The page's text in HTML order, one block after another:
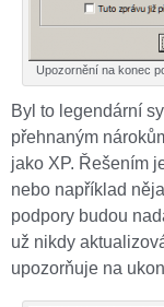
Upozornění na konec
Byl to legendární
přehnaným
jako XP. Řešením
nebo například
podpory budou
už nikdy
upozorňuje na